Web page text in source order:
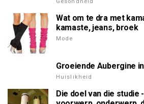
Wat om te dra met
kamaste, jeans, broek
Mode
Groeiende Aubergine
Huislikheid
Die doel van die studie